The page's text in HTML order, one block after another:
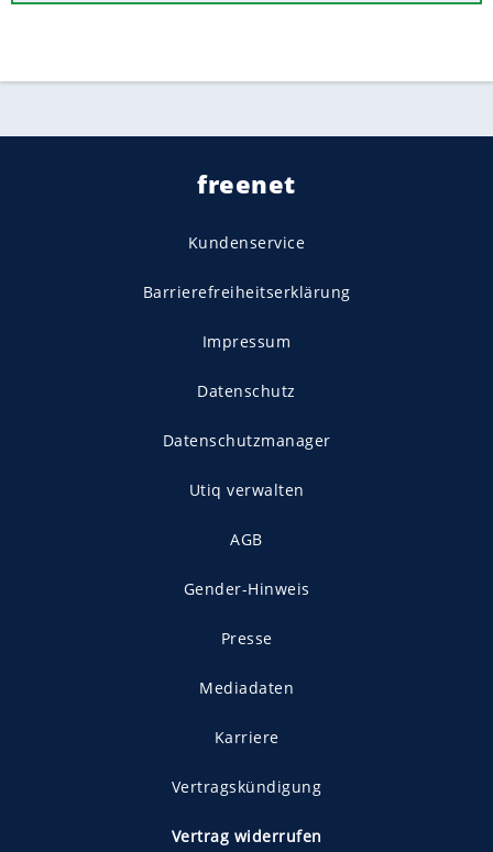
freenet
Kundenservice
Barrierefreiheitserklärung
Impressum
Datenschutz
Datenschutzmanager
Utiq verwalten
AGB
Gender-Hinweis
Presse
Mediadaten
Karriere
Vertragskündigung
Vertrag widerrufen